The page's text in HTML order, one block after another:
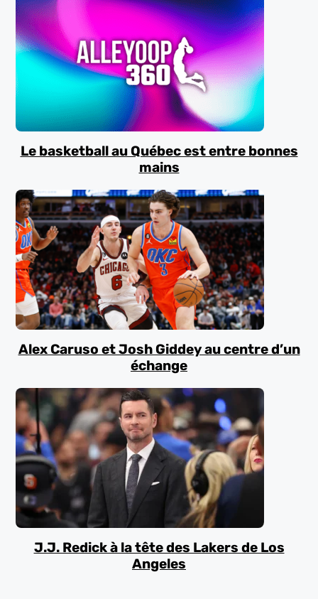
Le basketball au Québec est entre bonnes
mains
Alex Caruso et Josh Giddey au centre d’un
échange
J.J. Redick à la tête des Lakers de Los
Angeles